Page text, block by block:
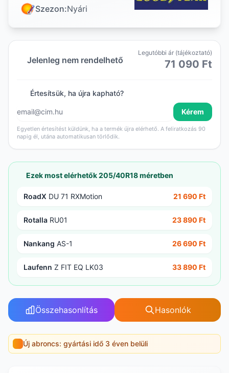
Szezon:Nyári
Jelenleg nem rendelhető
Legutóbbi ár (tájékoztató)
71 090 Ft
Értesítsük, ha újra kapható?
Kérem
Egyetlen értesítést küldünk, ha a termék újra elérhető. A feliratkozás 90
napig él, utána automatikusan törlődik.
Ezek most elérhetők 205/40R18 méretben
RoadX DU 71 RXMotion 21 690 Ft
Rotalla RU01 23 890 Ft
Nankang AS-1 26 690 Ft
Laufenn Z FIT EQ LK03 33 890 Ft
Összehasonlítás Hasonlók
Új abroncs: gyártási idő 3 éven belüli